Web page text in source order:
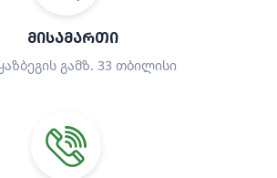
ᲛᲘᲡᲐᲛᲐᲠᲗᲘ
გამზ. 33 თბილისი